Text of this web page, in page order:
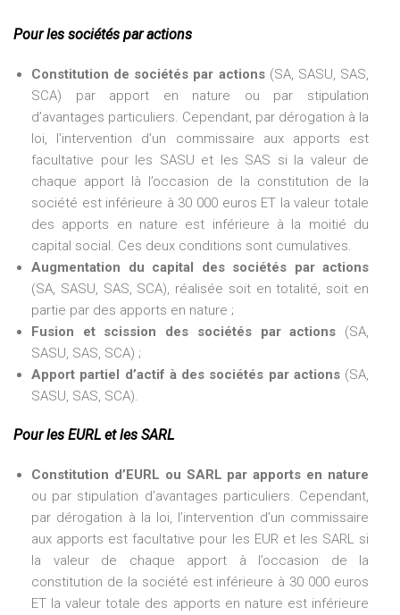
Pour les sociétés par actions
Constitution de sociétés par actions(SA, SASU, SAS,
SCA) par apport en nature ou par stipulation
d’avantages particuliers. Cependant, par dérogation à la
loi, l’intervention d’un commissaire aux apports est
facultative pour les SASU et les SAS si la valeur de
chaque apport là l’occasion de la constitution de la
société est inférieure à 30 000 euros ET la valeur totale
des apports en nature est inférieure à la moitié du
capital social. Ces deux conditions sont cumulatives.
Augmentation du capital des sociétés par actions
(SA, SASU, SAS, SCA), réalisée soit en totalité, soit en
partie par des apports en nature ;
Fusion et scission des sociétés par actions (SA,
SASU, SAS, SCA) ;
Apport partiel d’actif à des sociétés par actions(SA,
SASU, SAS, SCA).
Pour les EURL et les SARL
Constitution d’EURL ou SARL par apports en nature
ou par stipulation d’avantages particuliers. Cependant,
par dérogation à la loi, l’intervention d’un commissaire
aux apports est facultative pour les EUR et les SARL si
la valeur de chaque apport à l’occasion de la
constitution de la société est inférieure à 30 000 euros
ET la valeur totale des apports en nature est inférieure